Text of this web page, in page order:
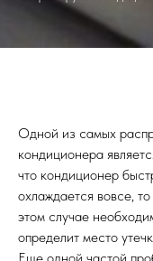
Одной из самых
кондиционера
что кондиционер
охлаждается вовсе,
этом случае
определит место